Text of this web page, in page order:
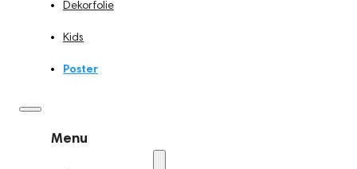
Dekorfolie
Kids
Poster
Menu